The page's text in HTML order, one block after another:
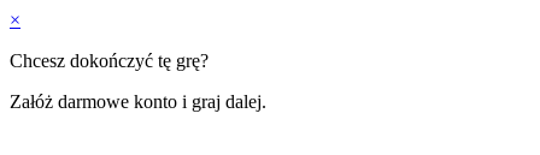
×
Chcesz dokończyć tę grę?
Załóż darmowe konto i graj dalej.